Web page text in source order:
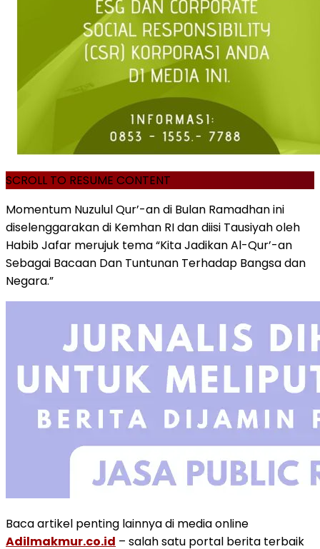
SCROLL TO RESUME CONTENT
Momentum Nuzulul Qur’-an di Bulan Ramadhan ini
diselenggarakan di Kemhan RI dan diisi Tausiyah oleh
Habib Jafar merujuk tema “Kita Jadikan Al-Qur’-an
Sebagai Bacaan Dan Tuntunan Terhadap Bangsa dan
Negara.”
Baca artikel penting lainnya di media online
Adilmakmur.co.id – salah satu portal berita terbaik